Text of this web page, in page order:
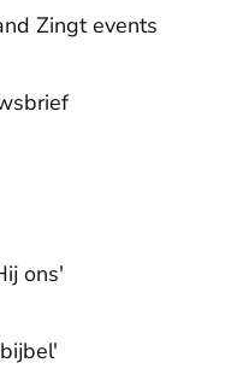
Zingt events
ons'